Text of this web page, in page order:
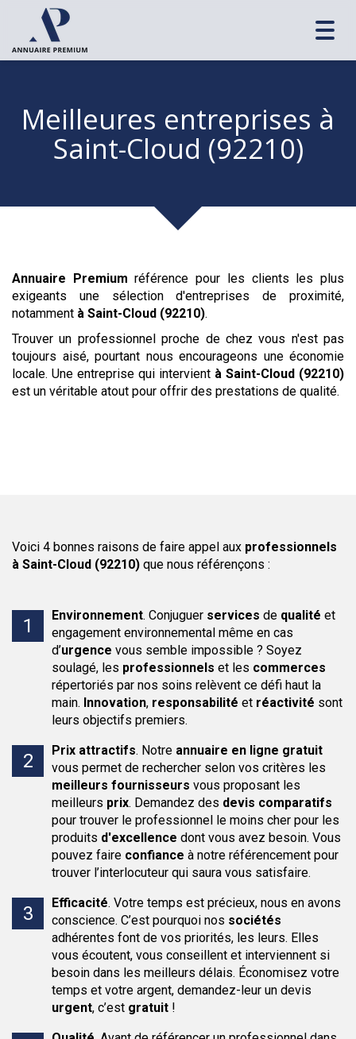
Meilleures entreprises à
Saint-Cloud (92210)
Annuaire Premium référence pour les clients les plus
exigeants une sélection d'entreprises de proximité,
notamment à Saint-Cloud (92210).
Trouver un professionnel proche de chez vous n'est pas
toujours aisé, pourtant nous encourageons une économie
locale. Une entreprise qui intervient à Saint-Cloud (92210)
est un véritable atout pour offrir des prestations de qualité.
Voici 4 bonnes raisons de faire appel aux professionnels
à Saint-Cloud (92210) que nous référençons :
Environnement. Conjuguer services de qualité et
engagement environnemental même en cas
d’urgence vous semble impossible ? Soyez
soulagé, les professionnels et les commerces
répertoriés par nos soins relèvent ce défi haut la
main. Innovation, responsabilité et réactivité sont
leurs objectifs premiers.
Prix attractifs. Notre annuaire en ligne gratuit
vous permet de rechercher selon vos critères les
meilleurs fournisseurs vous proposant les
meilleurs prix. Demandez des devis comparatifs
pour trouver le professionnel le moins cher pour les
produits d'excellence dont vous avez besoin. Vous
pouvez faire confiance à notre référencement pour
trouver l’interlocuteur qui saura vous satisfaire.
Efficacité. Votre temps est précieux, nous en avons
conscience. C’est pourquoi nos sociétés
adhérentes font de vos priorités, les leurs. Elles
vous écoutent, vous conseillent et interviennent si
besoin dans les meilleurs délais. Économisez votre
temps et votre argent, demandez-leur un devis
urgent, c’est gratuit !